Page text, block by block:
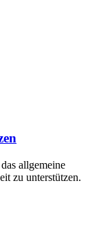
allgemeine
zu unterstützen.